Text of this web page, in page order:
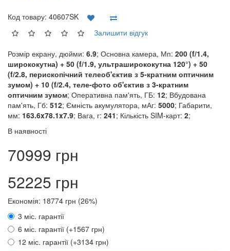
Код товару: 40607SK
Залишити відгук
Розмір екрану, дюйми: 6.9; Основна камера, Мп: 200 (f/1.4,
ширококутна) + 50 (f/1.9, ультраширококутна 120°) + 50
(f/2.8, перископічний телеоб'єктив з 5-кратним оптичним
зумом) + 10 (f/2.4, теле-фото об'єктив з 3-кратним
оптичним зумом; Оперативна пам'ять, ГБ: 12; Вбудована
пам'ять, Гб: 512; Ємність акумулятора, мАг: 5000; Габарити,
мм: 163.6x78.1x7.9; Вага, г: 241; Кількість SIM-карт: 2;
В наявності
70999 грн
52225 грн
Економія: 18774 грн (26%)
3 міс. гарантії
6 міс. гарантії (+1567 грн)
12 міс. гарантії (+3134 грн)